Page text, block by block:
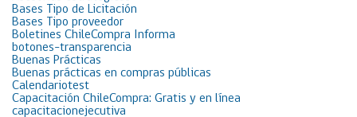
Bases Tipo de Licitación
Bases Tipo proveedor
Boletines ChileCompra Informa
botones-transparencia
Buenas Prácticas
Buenas prácticas en compras públicas
Calendariotest
Capacitación ChileCompra: Gratis y en línea
capacitacionejecutiva